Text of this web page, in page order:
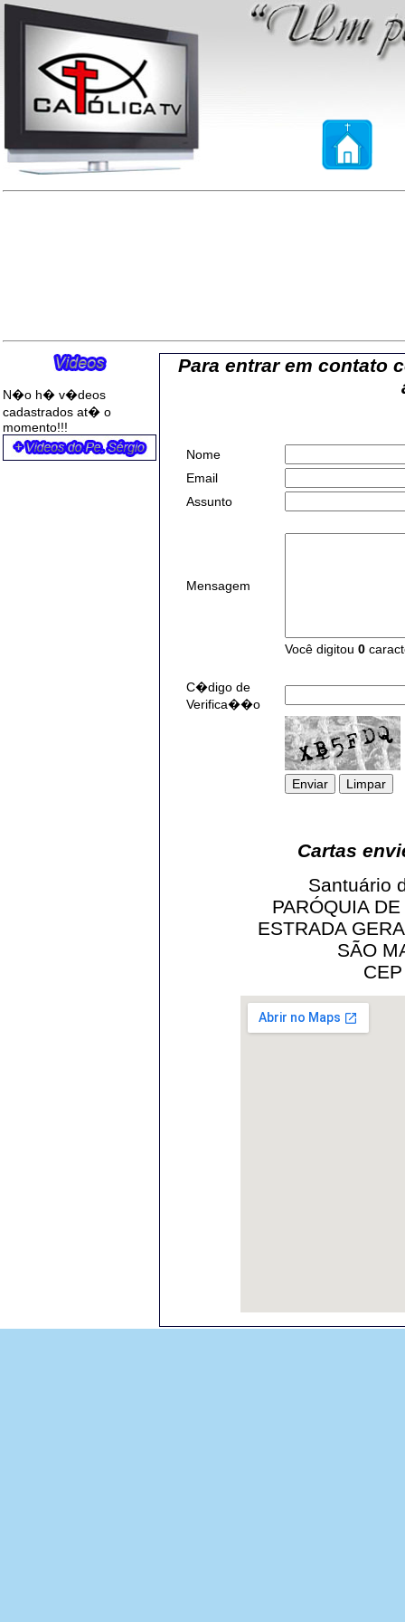
N�o h� v�deos
cadastrados at� o
momento!!!
Para entrar em contato
Nome
Email
Assunto
Mensagem
Você digitou 0
C�digo de
Verifica��o
Cartas
Santuário
PARÓQUIA
ESTRADA
SÃO